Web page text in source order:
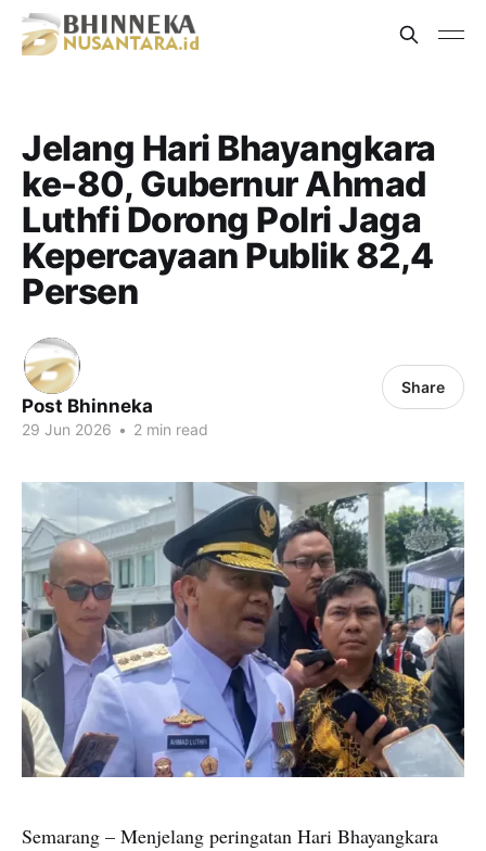
Jelang Hari Bhayangkara
ke-80, Gubernur Ahmad
Luthfi Dorong Polri Jaga
Kepercayaan Publik 82,4
Persen
Post Bhinneka
29 Jun 2026 • 2 min read
Share
Semarang – Menjelang peringatan Hari Bhayangkara